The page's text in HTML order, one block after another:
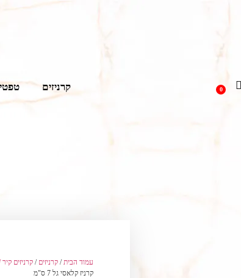
0 קרניזים
עמוד הבית / קרניזים / קרניזים
קרניז קלאסי גל 7 ס"מ